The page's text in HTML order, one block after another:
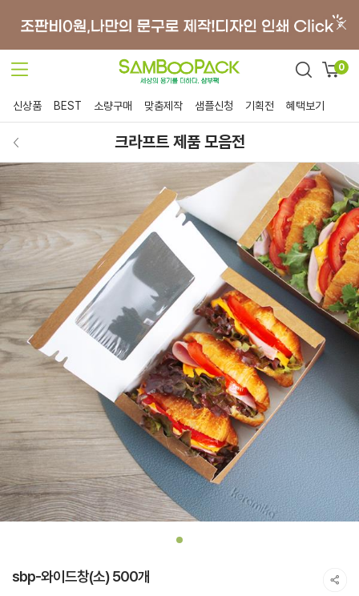
0
신상품 BEST 소량구매 맞춤제작 샘플신청 기획전 혜택보기
크라프트 제품 모음전
sbp-와이드창(소) 500개